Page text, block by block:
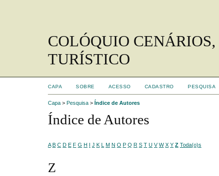
COLÓQUIO
TURÍSTICO
CAPA SOBRE ACESSO CADASTRO PESQUISA
Capa > Pesquisa > Índice de Autores
Índice de Autores
A B C D E F G H I J K L M N O P Q R S T U V W X Y Z Toda(o)s
Z